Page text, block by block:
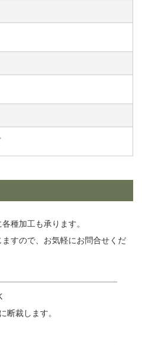
種加工も承ります。
すので、お気軽にお問合せくだ
断裁します。